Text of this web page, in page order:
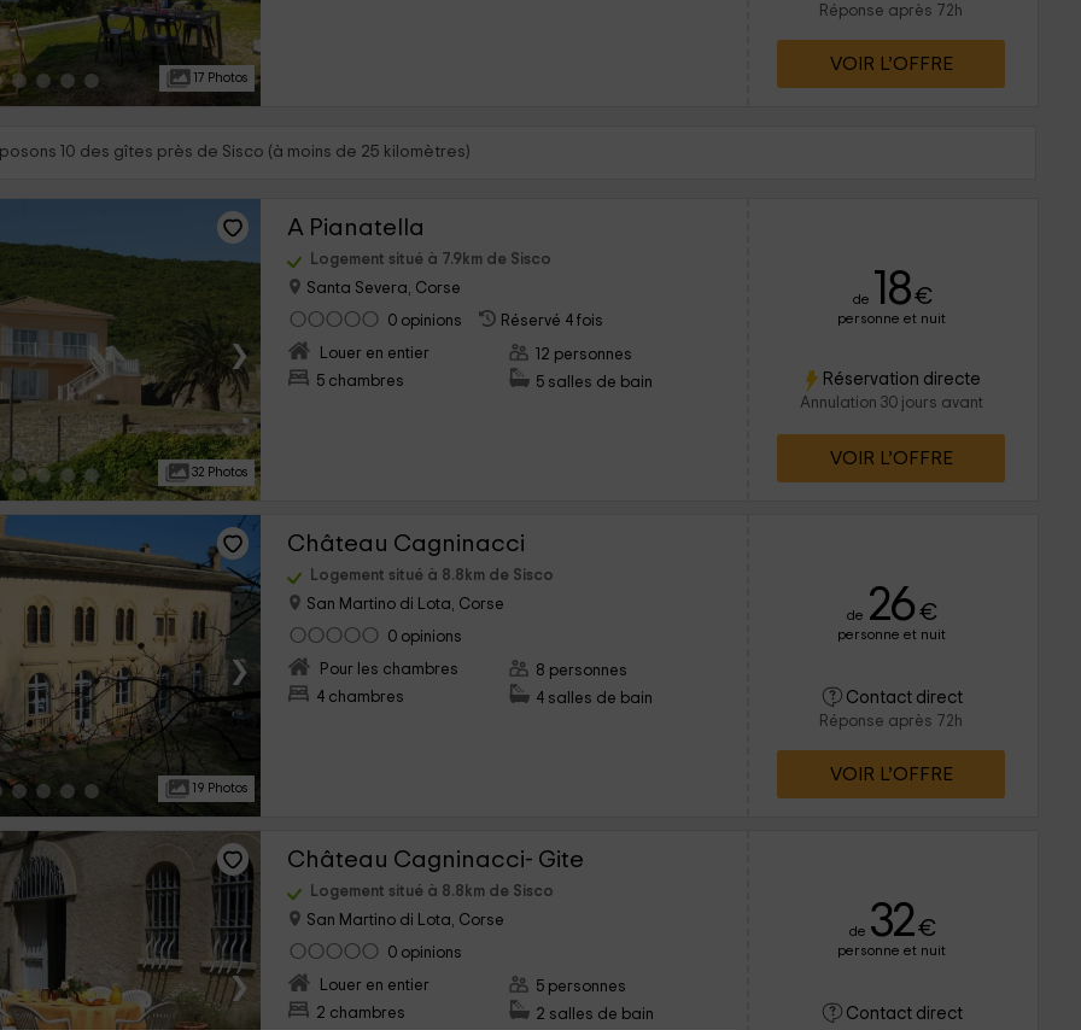
17 Photos
Réponse après 72h
VOIR L’OFFRE
10 des gîtes près de Sisco (à moins de 25 kilomètres)
›
32 Photos
A Pianatella
Logement situé à 7.9km de Sisco
Santa Severa, Corse
0 opinions
Réservé 4 fois
Louer en entier
5 chambres
12 personnes
5 salles de bain
de 18€
personne et nuit
Réservation directe
Annulation 30 jours avant
VOIR L’OFFRE
›
19 Photos
Château Cagninacci
Logement situé à 8.8km de Sisco
San Martino di Lota, Corse
0 opinions
Pour les chambres
4 chambres
8 personnes
4 salles de bain
de 26 €
personne et nuit
Contact direct
Réponse après 72h
VOIR L’OFFRE
›
Château Cagninacci- Gite
Logement situé à 8.8km de Sisco
San Martino di Lota, Corse
0 opinions
Louer en entier
2 chambres
5 personnes
2 salles de bain
de 32€
personne et nuit
Contact direct